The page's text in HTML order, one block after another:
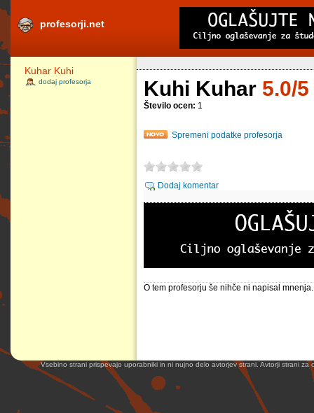
profesorji.net
Kuhar Kuhi
dodaj profesorja Kuhi Kuhar 5.0/5
Število ocen: 1
Spremeni podatke profesorja
Dodaj komentar
O tem profesorju še nihče ni napisal mnenja.
Vsebino strani prispevajo uporabniki in ni nujno delo avtorjev strani. Avtorji strani